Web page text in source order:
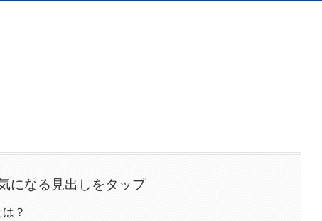
になる見出しをタップ
？